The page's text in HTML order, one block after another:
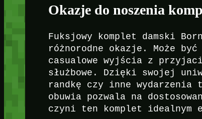
Okazje do noszenia
Fuksjowy komplet damski
różnorodne okazje. Może
casualowe wyjścia z
służbowe. Dzięki swojej
randkę czy inne wydarzenia
obuwia pozwala na
czyni ten komplet idealnym